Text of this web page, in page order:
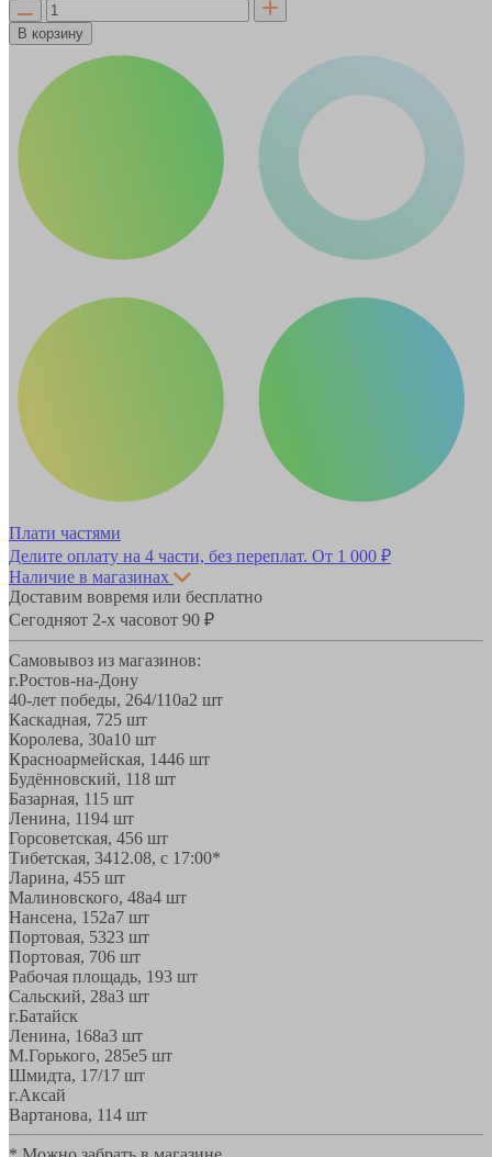
В корзину
Плати частями
Делите оплату на 4 части, без переплат. От 1 000 ₽
Наличие в магазинах
Доставим вовремя или бесплатно
Сегодняот 2-х часовот 90 ₽
Самовывоз из магазинов:
г.Ростов-на-Дону
40-лет победы, 264/110а2 шт
Каскадная, 725 шт
Королева, 30а10 шт
Красноармейская, 1446 шт
Будённовский, 118 шт
Базарная, 11 5 шт
Ленина, 1194 шт
Горсоветская, 456 шт
Тибетская, 3412.08, с 17:00*
Ларина, 455 шт
Малиновского, 48а4 шт
Нансена, 152а7 шт
Портовая, 5323 шт
Портовая, 706 шт
Рабочая площадь, 193 шт
Сальский, 28a3 шт
г.Батайск
Ленина, 168а3 шт
М.Горького, 285е5 шт
Шмидта, 17/1 7 шт
г.Аксай
Вартанова, 114 шт